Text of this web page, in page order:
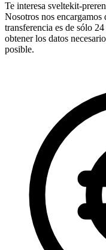
Te interesa sveltekit-
Nosotros nos encargamos
transferencia es de sólo
obtener los datos
posible.